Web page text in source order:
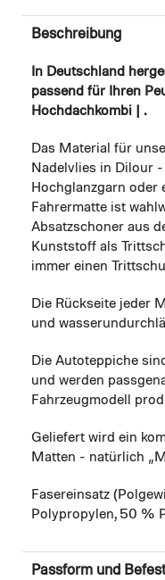
Beschreibung
In Deutschland
passend für Ihren
Hochdachkombi | .
Das Material für
Nadelvlies in Dilour
Hochglanzgarn oder
Fahrermatte ist
Absatzschoner aus
Kunststoff als
immer einen
Die Rückseite jeder
und
Die Autoteppiche
und werden
Fahrzeugmodell
Geliefert wird ein
Matten - natürlich
Fasereinsatz
Polypropylen, 50 %
Passform und